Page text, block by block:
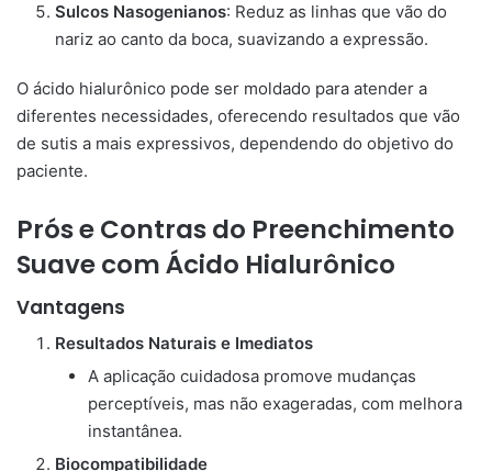
Sulcos Nasogenianos: Reduz as linhas que vão do
nariz ao canto da boca, suavizando a expressão.
O ácido hialurônico pode ser moldado para atender a
diferentes necessidades, oferecendo resultados que vão
de sutis a mais expressivos, dependendo do objetivo do
paciente.
Prós e Contras do Preenchimento
Suave com Ácido Hialurônico
Vantagens
Resultados Naturais e Imediatos
A aplicação cuidadosa promove mudanças
perceptíveis, mas não exageradas, com melhora
instantânea.
Biocompatibilidade